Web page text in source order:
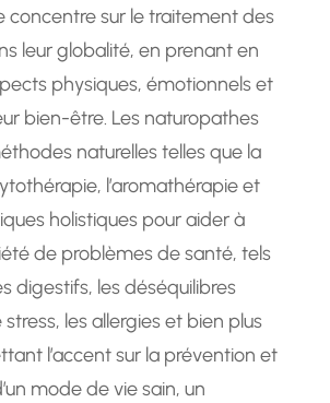
concentre sur le traitement des
leur globalité, en prenant en
physiques, émotionnels et
bien-être. Les naturopathes
naturelles telles que la
l’aromathérapie et
holistiques pour aider à
de problèmes de santé, tels
digestifs, les déséquilibres
les allergies et bien plus
l’accent sur la prévention et
mode de vie sain, un